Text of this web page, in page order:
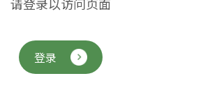
请登录以访问页面
登录